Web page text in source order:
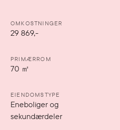
OMKOSTNINGER
29 869,-
PRIMÆRROM
70 ㎡
EIENDOMSTYPE
Eneboliger og
sekundærdeler